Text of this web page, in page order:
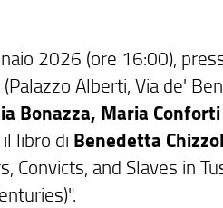
2026 (ore 16:00),
Alberti, Via de'
Bonazza, Maria
libro di Benedetta
Convicts, and Slaves in